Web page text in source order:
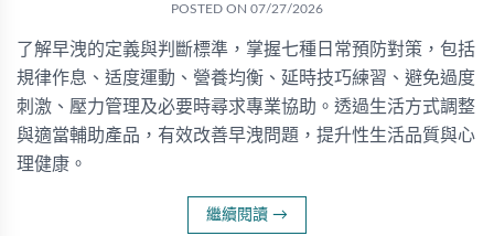
POSTED ON 07/27/2026
了解早洩的定義與判斷標準，掌握七種日常預防對策，包括
規律作息、适度運動、營養均衡、延時技巧練習、避免過度
刺激、壓力管理及必要時尋求專業協助。透過生活方式調整
與適當輔助產品，有效改善早洩問題，提升性生活品質與心
理健康。
繼續閱讀 →